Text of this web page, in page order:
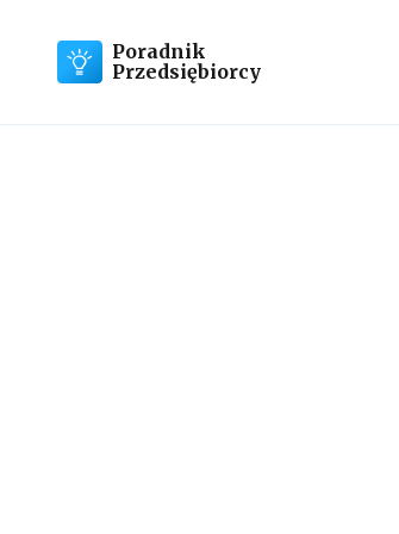
Poradnik
Przedsiębiorcy